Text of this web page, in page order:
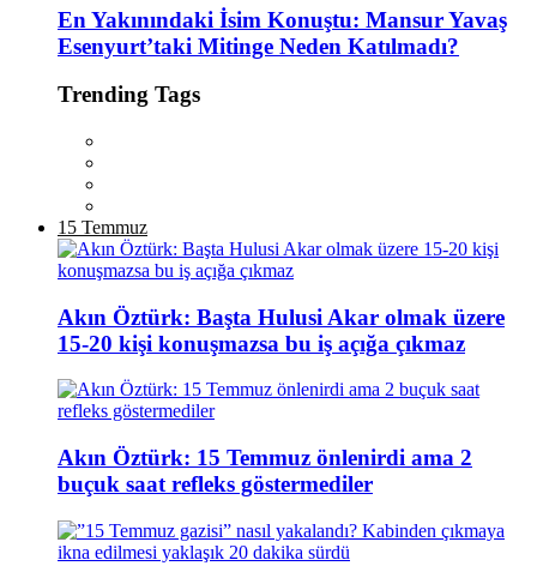
En Yakınındaki İsim Konuştu: Mansur Yavaş
Esenyurt’taki Mitinge Neden Katılmadı?
Trending Tags
15 Temmuz
Akın Öztürk: Başta Hulusi Akar olmak üzere
15-20 kişi konuşmazsa bu iş açığa çıkmaz
Akın Öztürk: 15 Temmuz önlenirdi ama 2
buçuk saat refleks göstermediler